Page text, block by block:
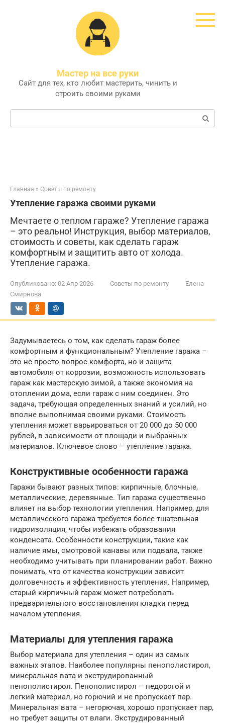
Мастер на все руки
Сайт для тех, кто любит мастерить, чинить и
строить своими руками
Поиск:
Главная » Советы по ремонту
Утепление гаража своими руками
Мечтаете о теплом гараже? Утепление гаража
– это реально! Инструкция, выбор материалов,
стоимость и советы, как сделать гараж
комфортным и защитить авто от холода.
Утепление гаража.
Опубликовано: 02 Апр 2026 Советы по ремонту
Елена
Смирнова
Задумываетесь о том, как сделать гараж более
комфортным и функциональным? Утепление гаража –
это не просто вопрос комфорта, но и защита
автомобиля от коррозии, возможность использовать
гараж как мастерскую зимой, а также экономия на
отоплении дома, если гараж с ним соединен. Это
задача, требующая определенных знаний и усилий, но
вполне выполнимая своими руками. Стоимость
утепления может варьироваться от 20 000 до 50 000
рублей, в зависимости от площади и выбранных
материалов. Ключевое слово – утепление гаража.
Конструктивные особенности гаража
Гаражи бывают разных типов: кирпичные, блочные,
металлические, деревянные. Тип гаража существенно
влияет на выбор технологии утепления. Например, для
металлического гаража требуется более тщательная
гидроизоляция, чтобы избежать образования
конденсата. Особенности конструкции, такие как
наличие ямы, смотровой канавы или подвала, также
необходимо учитывать при планировании работ. Важно
понимать, что от качества конструкции зависит
долговечность и эффективность утепления. Например,
старый кирпичный гараж может потребовать
предварительного восстановления кладки перед
началом утепления.
Материалы для утепления гаража
Выбор материала для утепления – один из самых
важных этапов. Наиболее популярны пенополистирол,
минеральная вата и экструдированный
пенополистирол. Пенополистирол – недорогой и
легкий материал, но горючий и не пропускает пар.
Минеральная вата – негорючая, хорошо пропускает пар,
но требует защиты от влаги. Экструдированный